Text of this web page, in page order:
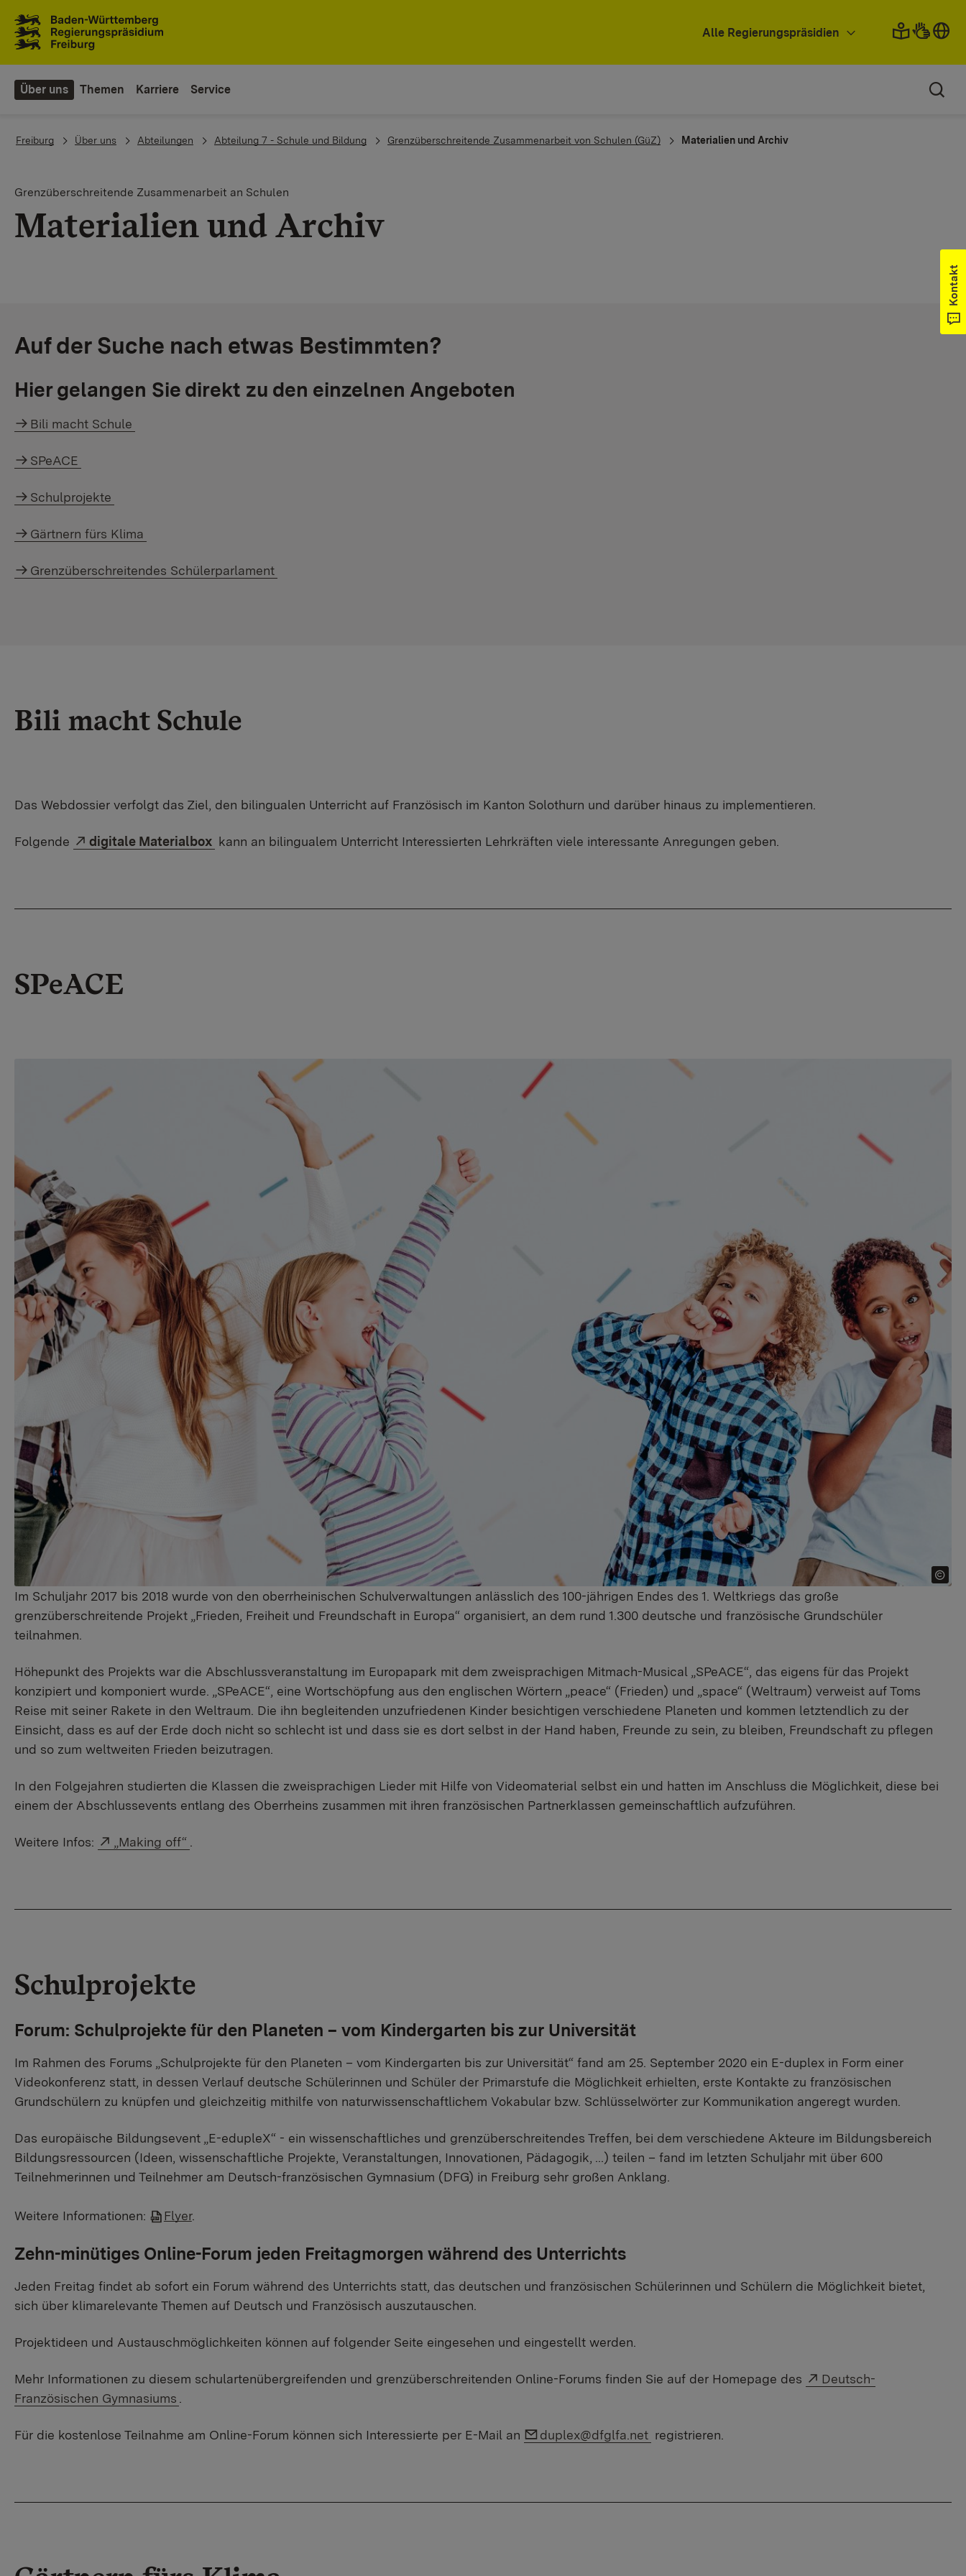
Alle Regierungspräsidien
Über uns Themen Karriere Service
You are here:
Freiburg Über uns Abteilungen Abteilung 7 - Schule und Bildung Grenzüberschreitende Zusammenarbeit von Schulen (GüZ) Materialien und Archiv
Grenzüberschreitende Zusammenarbeit an Schulen
Materialien und Archiv
Auf der Suche nach etwas Bestimmten?
Hier gelangen Sie direkt zu den einzelnen Angeboten
Bili macht Schule
SPeACE
Schulprojekte
Gärtnern fürs Klima
Grenzüberschreitendes Schülerparlament
Kontakt
Bili macht Schule
Das Webdossier verfolgt das Ziel, den bilingualen Unterricht auf Französisch im Kanton Solothurn und darüber hinaus zu implementieren.
Folgende Externer Link:
digitale Materialbox kann an bilingualem Unterricht Interessierten Lehrkräften viele interessante Anregungen geben.
SPeACE
Im Schuljahr 2017 bis 2018 wurde von den oberrheinischen Schulverwaltungen anlässlich des 100-jährigen Endes des 1. Weltkriegs das große
grenzüberschreitende Projekt „Frieden, Freiheit und Freundschaft in Europa“ organisiert, an dem rund 1.300 deutsche und französische Grundschüler
teilnahmen.
Höhepunkt des Projekts war die Abschlussveranstaltung im Europapark mit dem zweisprachigen Mitmach-Musical „SPeACE“, das eigens für das Projekt
konzipiert und komponiert wurde. „SPeACE“, eine Wortschöpfung aus den englischen Wörtern „peace“ (Frieden) und „space“ (Weltraum) verweist auf Toms
Reise mit seiner Rakete in den Weltraum. Die ihn begleitenden unzufriedenen Kinder besichtigen verschiedene Planeten und kommen letztendlich zu der
Einsicht, dass es auf der Erde doch nicht so schlecht ist und dass sie es dort selbst in der Hand haben, Freunde zu sein, zu bleiben, Freundschaft zu pflegen
und so zum weltweiten Frieden beizutragen.
In den Folgejahren studierten die Klassen die zweisprachigen Lieder mit Hilfe von Videomaterial selbst ein und hatten im Anschluss die Möglichkeit, diese bei
einem der Abschlussevents entlang des Oberrheins zusammen mit ihren französischen Partnerklassen gemeinschaftlich aufzuführen.
Weitere Infos: Externer Link:
„Making off“
Schulprojekte
Forum: Schulprojekte für den Planeten – vom Kindergarten bis zur Universität
Im Rahmen des Forums „Schulprojekte für den Planeten – vom Kindergarten bis zur Universität“ fand am 25. September 2020 ein E-duplex in Form einer
Videokonferenz statt, in dessen Verlauf deutsche Schülerinnen und Schüler der Primarstufe die Möglichkeit erhielten, erste Kontakte zu französischen
Grundschülern zu knüpfen und gleichzeitig mithilfe von naturwissenschaftlichem Vokabular bzw. Schlüsselwörter zur Kommunikation angeregt wurden.
Das europäische Bildungsevent „E-edupleX“ - ein wissenschaftliches und grenzüberschreitendes Treffen, bei dem verschiedene Akteure im Bildungsbereich
Bildungsressourcen (Ideen, wissenschaftliche Projekte, Veranstaltungen, Innovationen, Pädagogik, ...) teilen – fand im letzten Schuljahr mit über 600
Teilnehmerinnen und Teilnehmer am Deutsch-französischen Gymnasium (DFG) in Freiburg sehr großen Anklang.
Weitere Informationen: Flyer.
Zehn-minütiges Online-Forum jeden Freitagmorgen während des Unterrichts
Jeden Freitag findet ab sofort ein Forum während des Unterrichts statt, das deutschen und französischen Schülerinnen und Schülern die Möglichkeit bietet,
sich über klimarelevante Themen auf Deutsch und Französisch auszutauschen.
Projektideen und Austauschmöglichkeiten können auf folgender Seite eingesehen und eingestellt werden.
Mehr Informationen zu diesem schulartenübergreifenden und grenzüberschreitenden Online-Forums finden Sie auf der Homepage des Externer Link:
Deutsch-
Französischen Gymnasiums
Für die kostenlose Teilnahme am Online-Forum können sich Interessierte per E-Mail an Link auf E-Mail:
duplex@dfglfa.net registrieren.